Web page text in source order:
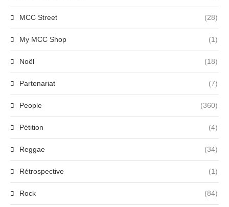
MCC Street (28)
My MCC Shop (1)
Noël (18)
Partenariat (7)
People (360)
Pétition (4)
Reggae (34)
Rétrospective (1)
Rock (84)